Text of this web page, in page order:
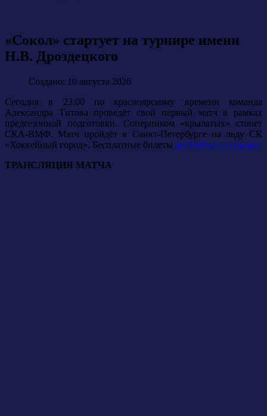
«Сокол» стартует на турнире имени
Н.В. Дроздецкого
Создано: 10 августа 2026
Сегодня в 23:00 по красноярскому времени команда
Александра Титова проведёт свой первый матч в рамках
предсезонной подготовки. Соперником «крылатых» станет
СКА-ВМФ. Матч пройдёт в Санкт-Петербурге на льду СК
«Хоккейный город». Бесплатные билеты доступны по ссылке.
ТРАНСЛЯЦИЯ МАТЧА